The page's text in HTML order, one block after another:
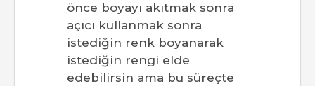
önce boyayı akıtmak sonra
açıcı kullanmak sonra
istediğin renk boyanarak
istediğin rengi elde
edebilirsin ama bu süreçte